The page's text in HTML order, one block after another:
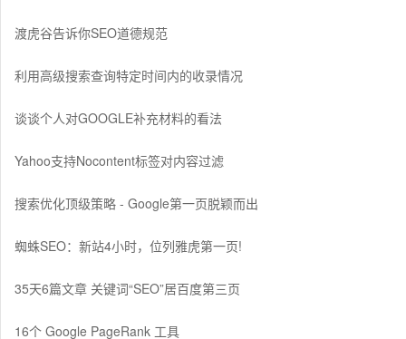
渡虎谷告诉你SEO道德规范
利用高级搜索查询特定时间内的收录情况
谈谈个人对GOOGLE补充材料的看法
Yahoo支持Nocontent标签对内容过滤
搜索优化顶级策略 - Google第一页脱颖而出
蜘蛛SEO：新站4小时，位列雅虎第一页!
35天6篇文章 关键词“SEO”居百度第三页
16个 Google PageRank 工具